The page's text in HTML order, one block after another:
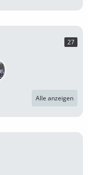
27
Alle anzeigen